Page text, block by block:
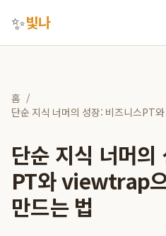
✨빛나
홈 /
단순 지식 너머의 성장: 비즈니스PT
단순 지식 너머
PT와 viewtrap
만드는 법